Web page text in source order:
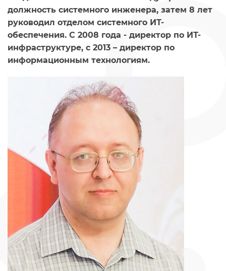
должность системного инженера, затем 8 лет
руководил отделом системного ИТ-
обеспечения. С 2008 года - директор по ИТ-
инфраструктуре, с 2013 – директор по
информационным технологиям.